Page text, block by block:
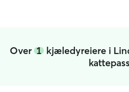
Over 1 kjæledyreiere i